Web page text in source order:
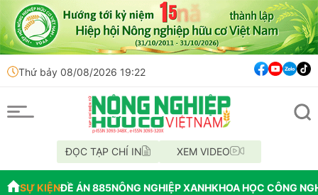
Thứ bảy 08/08/2026 19:22
ĐỌC TẠP CHÍ IN XEM VIDEO
SỰ KIỆNĐỀ ÁN 885NÔNG NGHIỆP XANHKHOA HỌC CÔNG